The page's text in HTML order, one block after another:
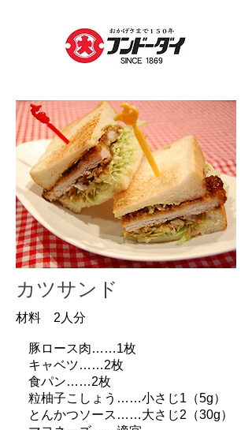
カツサンド
材料 2人分
豚ロース肉……1枚
キャベツ……2枚
食パン……2枚
粒柚子こしょう……小さじ1（5g）
とんかつソース……大さじ2（30g）